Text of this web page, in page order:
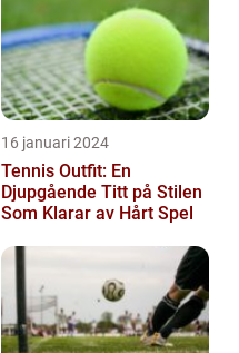
16 januari 2024
Tennis Outfit: En
Djupgående Titt på Stilen
Som Klarar av Hårt Spel